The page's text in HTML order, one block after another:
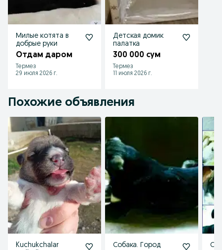
Милые котята в
добрые руки
Отдам даром
Термез
29 июля 2026 г.
Детская домик
палатка
300 000 сум
Термез
11 июля 2026 г.
Похожие объявления
Kuchukchalar
Собака. Город